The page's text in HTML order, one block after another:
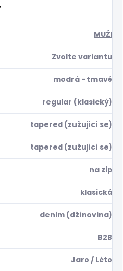
MUŽI
Zvolte variantu
modrá - tmavě
regular (klasický)
tapered (zužující se)
tapered (zužující se)
na zip
klasická
denim (džínovina)
B2B
Jaro / Léto